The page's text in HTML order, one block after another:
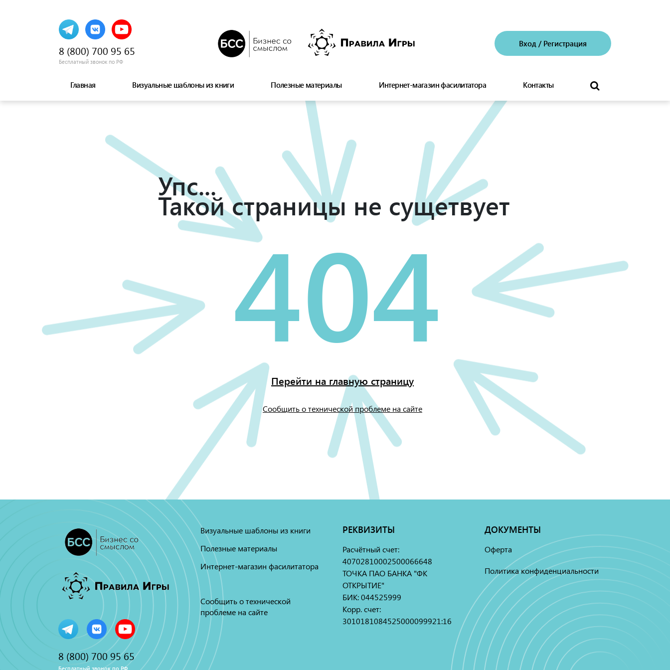
8 (800) 700 95 65
Бесплатный звонок по РФ
Вход / Регистрация
Главная Визуальные шаблоны из книги Полезные материалы Интернет-магазин фасилитатора Контакты
Упс...
Такой страницы не сущетвует
404
Перейти на главную страницу
Сообщить о технической проблеме на сайте
8 (800) 700 95 65
Бесплатный звонок по РФ
Визуальные шаблоны из книги
Полезные материалы
Интернет-магазин фасилитатора
Сообщить о технической
проблеме на сайте
РЕКВИЗИТЫ
Расчётный счет:
40702810002500066648
ТОЧКА ПАО БАНКА "ФК
ОТКРЫТИЕ"
БИК: 044525999
Корр. счет:
3010181084525000099921:16
ДОКУМЕНТЫ
Оферта
Политика конфиденциальности